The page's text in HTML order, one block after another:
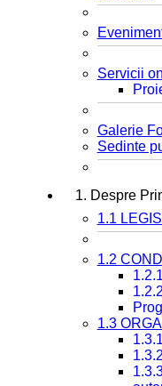
Servicii
Galerie
Sedinte
1. Despre
1.1
1.2
1.3